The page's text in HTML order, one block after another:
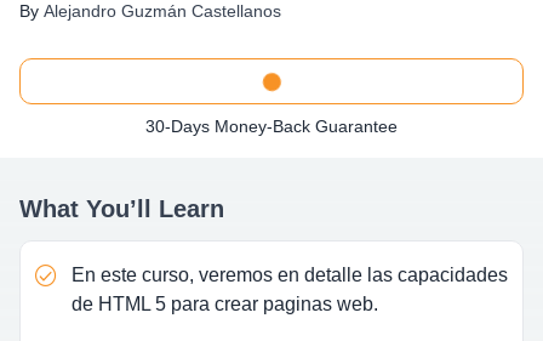
By Alejandro Guzmán Castellanos
30-Days Money-Back Guarantee
What You’ll Learn
En este curso, veremos en detalle las capacidades
de HTML 5 para crear paginas web.